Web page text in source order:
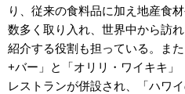
り、従来の食料品に加え地産食
数多く取り入れ、世界中から訪
紹介する役割も担っている。ま
+バー」と「オリリ・ワイキキ
レストランが併設され、「ハワ